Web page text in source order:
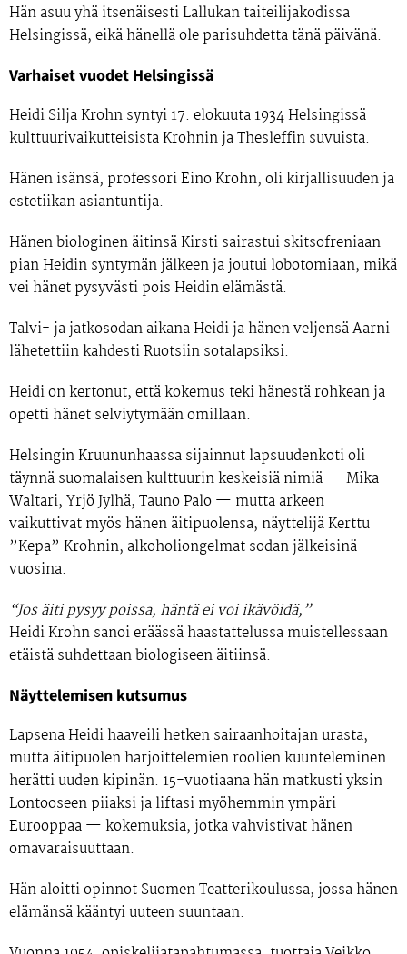
Hän asuu yhä itsenäisestiLallukan taiteilijakodissa
Helsingissä, eikä hänellä ole parisuhdetta tänä päivänä.
Varhaiset vuodet Helsingissä
Heidi Silja Krohn syntyi 17. elokuuta 1934Helsingissä
kulttuurivaikutteisistaKrohnin jaThesleffin suvuista.
Hänen isänsä, professori Eino Krohn, oli kirjallisuuden ja
estetiikan asiantuntija.
Hänen biologinen äitinsäKirsti sairastui skitsofreniaan
pian Heidin syntymän jälkeen ja joutui lobotomiaan, mikä
vei hänet pysyvästi pois Heidin elämästä.
Talvi- ja jatkosodan aikana Heidi ja hänen veljensäAarni
lähetettiin kahdesti Ruotsiin sotalapsiksi.
Heidi on kertonut, että kokemus teki hänestä rohkean ja
opetti hänet selviytymään omillaan.
Helsingin Kruununhaassa sijainnut lapsuudenkoti oli
täynnä suomalaisen kulttuurin keskeisiä nimiä — Mika
Waltari, Yrjö Jylhä, Tauno Palo — mutta arkeen
vaikuttivat myös hänen äitipuolensa, näyttelijäKerttu
”Kepa” Krohnin, alkoholiongelmat sodan jälkeisinä
vuosina.
“Jos äiti pysyy poissa, häntä ei voi ikävöidä,”
Heidi Krohn sanoieräässä haastattelussa muistellessaan
etäistä suhdettaan biologiseen äitiinsä.
Näyttelemisen kutsumus
Lapsena Heidi haaveili hetken sairaanhoitajan urasta,
mutta äitipuolen harjoittelemien roolien kuunteleminen
herätti uuden kipinän. 15-vuotiaanahän matkusti yksin
Lontooseen piiaksi ja liftasi myöhemmin ympäri
Eurooppaa — kokemuksia, jotka vahvistivat hänen
omavaraisuuttaan.
Hän aloitti opinnot Suomen Teatterikoulussa, jossa hänen
elämänsä kääntyi uuteen suuntaan.